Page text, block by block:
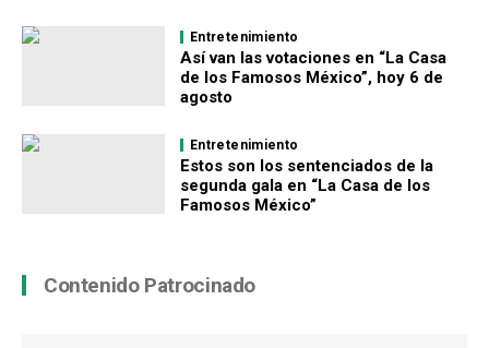
Entretenimiento
Así van las votaciones en “La Casa
de los Famosos México”, hoy 6 de
agosto
Entretenimiento
Estos son los sentenciados de la
segunda gala en “La Casa de los
Famosos México”
Contenido Patrocinado